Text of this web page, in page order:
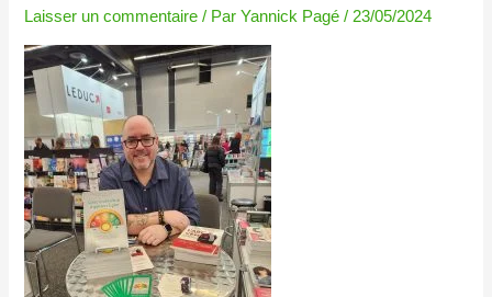
Laisser un commentaire / ParYannick Pagé/ 23/05/2024